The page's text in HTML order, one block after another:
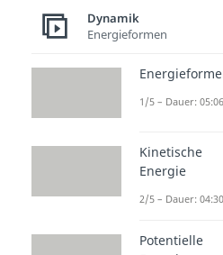
Dynamik
Energieformen
1/5 – Dauer: 05:06
Kinetische
Energie
2/5 – Dauer: 04:30
Potentielle